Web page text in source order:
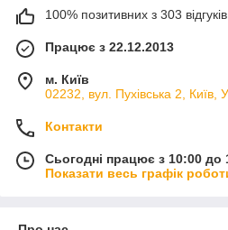
100% позитивних з 303 відгуків
Працює з 22.12.2013
м. Київ
02232, вул. Пухівська 2, Київ,
Контакти
Сьогодні працює з 10:00 до
Показати весь графік